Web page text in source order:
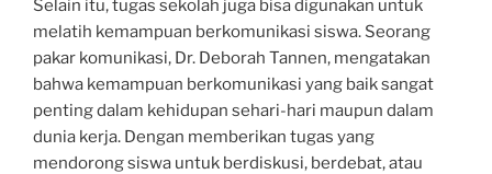
Selain itu, tugas sekolah juga bisa digunakan untuk
melatih kemampuan berkomunikasi siswa. Seorang
pakar komunikasi, Dr. Deborah Tannen, mengatakan
bahwa kemampuan berkomunikasi yang baik sangat
penting dalam kehidupan sehari-hari maupun dalam
dunia kerja. Dengan memberikan tugas yang
mendorong siswa untuk berdiskusi, berdebat, atau